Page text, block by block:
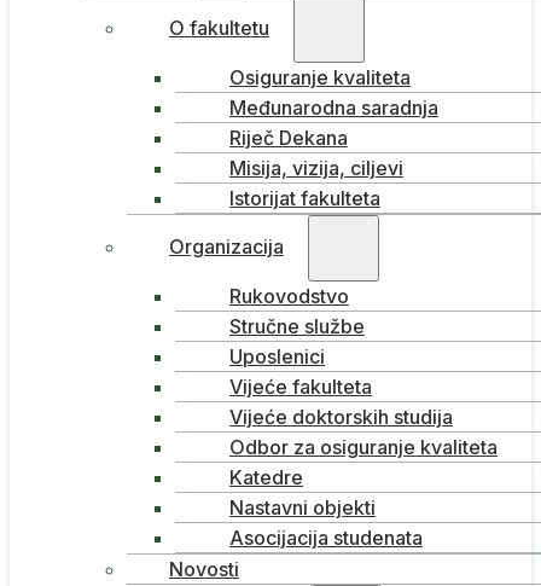
O fakultetu
Osiguranje kvaliteta
Međunarodna saradnja
Riječ Dekana
Misija, vizija, ciljevi
Istorijat fakulteta
Organizacija
Rukovodstvo
Stručne službe
Uposlenici
Vijeće fakulteta
Vijeće doktorskih studija
Odbor za osiguranje kvaliteta
Katedre
Nastavni objekti
Asocijacija studenata
Novosti